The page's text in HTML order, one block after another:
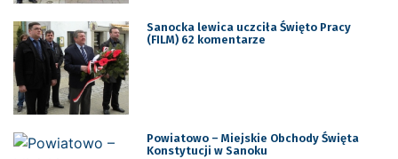
Sanocka lewica uczciła Święto Pracy
(FILM) 62 komentarze
Powiatowo – Miejskie Obchody Święta
Konstytucji w Sanoku